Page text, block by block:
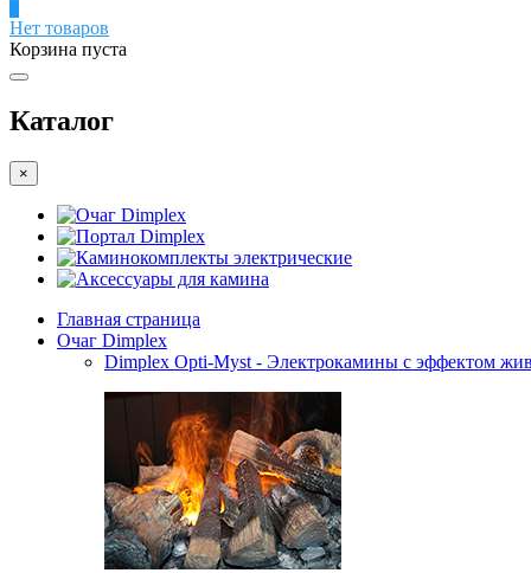
Нет товаров
Корзина пуста
Каталог
×
Очаг Dimplex
Портал Dimplex
Каминокомплекты электрические
Аксессуары для камина
Главная страница
Очаг Dimplex
Dimplex Opti-Myst - Электрокамины с эффектом